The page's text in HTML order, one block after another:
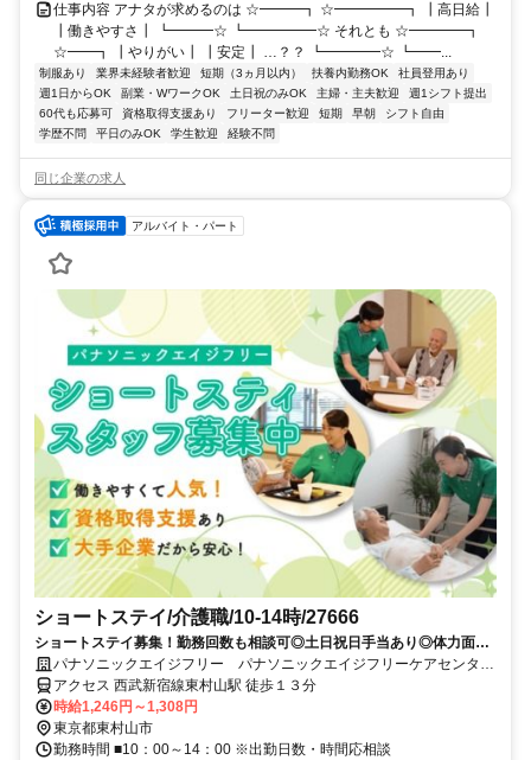
仕事内容 アナタが求めるのは ☆━━━┓ ☆━━━━━┓ ┃高日給┃
┃働きやすさ┃ ┗━━━☆ ┗━━━━━☆ それとも ☆━━━━┓
☆━━┓ ┃やりがい┃ ┃安定┃ …？？ ┗━━━━☆ ┗━━...
制服あり 業界未経験者歓迎 短期（3ヵ月以内） 扶養内勤務OK
社員登用あり
週1日からOK
副業・WワークOK 土日祝のみOK 主婦・主夫歓迎
週1シフト提出
60代も応募可
資格取得支援あり フリーター歓迎 短期 早朝
シフト自由
学歴不問
平日のみOK 学生歓迎 経験不問
同じ企業の求人
アルバイト・パート
ショートステイ/介護職/10-14時/27666
ショートステイ募集！勤務回数も相談可◎土日祝日手当あり◎体力面が
心配な方や、シニア世代の方にも人気の求人です。
パナソニックエイジフリー パナソニックエイジフリーケアセンター
東村山・ショートステイ
アクセス 西武新宿線東村山駅 徒歩１３分
時給1,246円～1,308円
東京都東村山市
勤務時間 ■10：00～14：00 ※出勤日数・時間応相談